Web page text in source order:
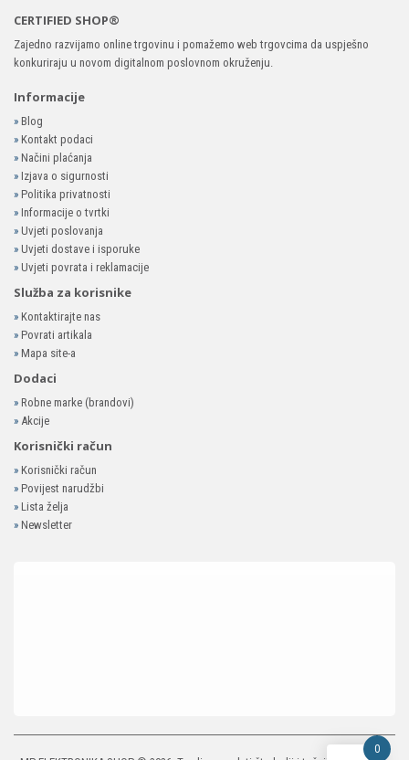
CERTIFIED SHOP®
Zajedno razvijamo online trgovinu i pomažemo web trgovcima da uspješno
konkuriraju u novom digitalnom poslovnom okruženju.
Informacije
» Blog
» Kontakt podaci
» Načini plaćanja
» Izjava o sigurnosti
» Politika privatnosti
» Informacije o tvrtki
» Uvjeti poslovanja
» Uvjeti dostave i isporuke
» Uvjeti povrata i reklamacije
Služba za korisnike
» Kontaktirajte nas
» Povrati artikala
» Mapa site-a
Dodaci
» Robne marke (brandovi)
» Akcije
Korisnički račun
» Korisnički račun
» Povijest narudžbi
» Lista želja
» Newsletter
0